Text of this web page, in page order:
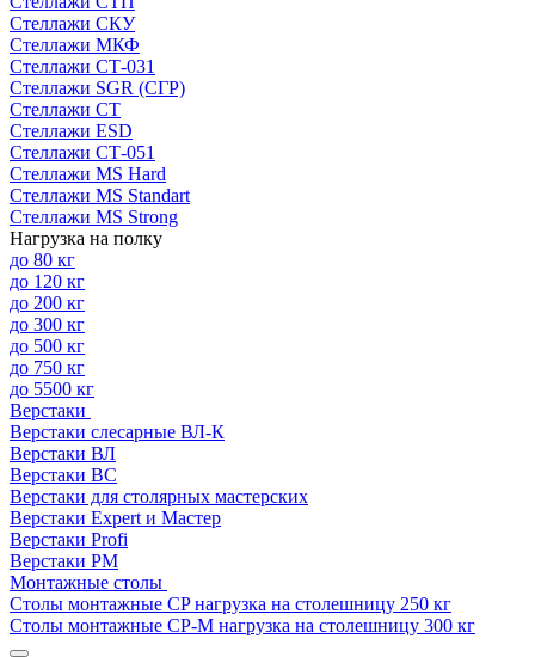
Стеллажи СКУ
Стеллажи МКФ
Стеллажи СТ-031
Стеллажи SGR (СГР)
Стеллажи СТ
Стеллажи ESD
Стеллажи СТ-051
Стеллажи MS Hard
Стеллажи MS Standart
Стеллажи MS Strong
Нагрузка на полку
до 80 кг
до 120 кг
до 200 кг
до 300 кг
до 500 кг
до 750 кг
до 5500 кг
Верстаки
Верстаки слесарные ВЛ-К
Верстаки ВЛ
Верстаки ВС
Верстаки для столярных мастерских
Верстаки Expert и Мастер
Верстаки Profi
Верстаки РМ
Монтажные столы
Столы монтажные СP нагрузка на столешницу 250 кг
Столы монтажные СР-М нагрузка на столешницу 300 кг